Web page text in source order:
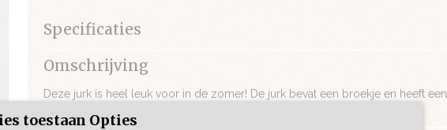
Specificaties
Productcode
Omschrijving
Deze jurk is heel leuk voor in de zomer! De jurk bevat een broekje en heeft een
toestaan Opties